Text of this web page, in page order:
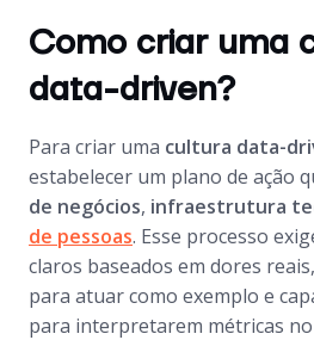
Como criar uma
data-driven?
Para criar uma cultura data-
estabelecer um plano de ação
de negócios, infraestrutura
de pessoas. Esse processo
claros baseados em dores
para atuar como exemplo e
para interpretarem métricas no